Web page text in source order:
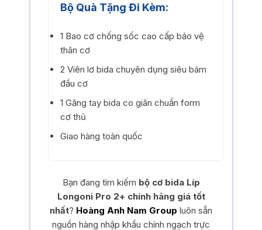
Bộ Quà Tặng Đi Kèm:
1 Bao cơ chống sốc cao cấp bảo vệ
thân cơ
2 Viên lơ bida chuyên dụng siêu bám
đầu cơ
1 Găng tay bida co giãn chuẩn form
cơ thủ
Giao hàng toàn quốc
Bạn đang tìm kiếm bộ cơ bida Líp
Longoni Pro 2+ chính hãng giá tốt
nhất? Hoàng Anh Nam Group luôn sẵn
nguồn hàng nhập khẩu chính ngạch trực